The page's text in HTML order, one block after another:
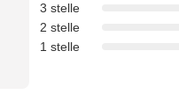
3 stelle
2 stelle
1 stelle